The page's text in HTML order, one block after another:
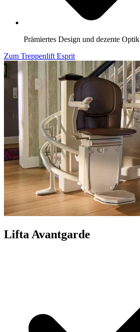
Prämiertes Design und dezente Optik
Zum Treppenlift Esprit
Lifta Avantgarde